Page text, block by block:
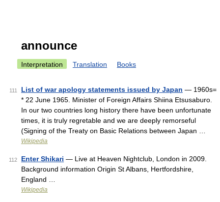
announce
Interpretation Translation Books
111 List of war apology statements issued by Japan — 1960s=
* 22 June 1965. Minister of Foreign Affairs Shiina Etsusaburo.
In our two countries long history there have been unfortunate
times, it is truly regretable and we are deeply remorseful
(Signing of the Treaty on Basic Relations between Japan …
Wikipedia
112 Enter Shikari — Live at Heaven Nightclub, London in 2009.
Background information Origin St Albans, Hertfordshire,
England …
Wikipedia